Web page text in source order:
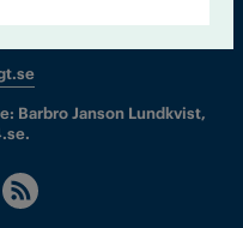
Barbro Janson Lundkvist,